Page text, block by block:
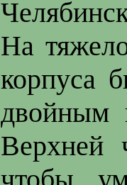
На
корпуса
двойным
Верхней